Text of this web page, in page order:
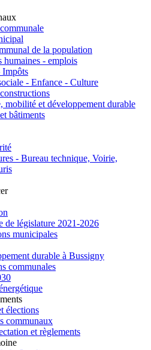
de la population
humaines - emplois
Impôts
- Enfance - Culture
mobilité et développement durable
bâtiments
- Bureau technique, Voirie,
de législature 2021-2026
municipales
durable à Bussigny
communales
élections
communaux
et règlements